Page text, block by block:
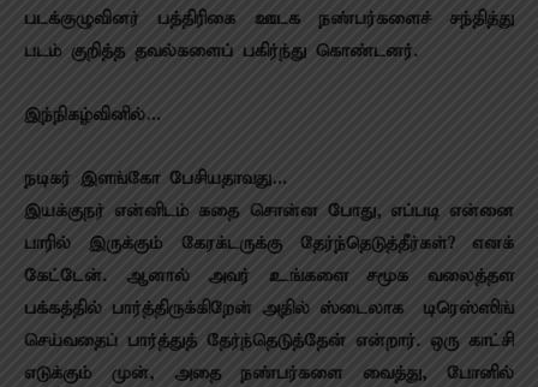
படக்குழுவினர் பத்திரிகை ஊடக நண்பர்களைச் சந்தித்து
படம் குறித்த தவல்களைப் பகிர்ந்து கொண்டனர்.
இந்நிகழ்வினில்…
நடிகர் இளங்கோ பேசியதாவது…
இயக்குநர் என்னிடம் கதை சொன்ன போது, எப்படி என்னை
பாரில் இருக்கும் கேரக்டருக்கு தேர்ந்தெடுத்தீர்கள்? எனக்
கேட்டேன். ஆனால் அவர் உங்களை சமூக வலைத்தள
பக்கத்தில் பார்த்திருக்கிறேன் அதில் ஸ்டைலாக டிரெஸ்ஸிங்
செய்வதைப் பார்த்துத் தேர்ந்தெடுத்தேன் என்றார். ஒரு காட்சி
எடுக்கும் முன், அதை நண்பர்களை வைத்து, போனில்